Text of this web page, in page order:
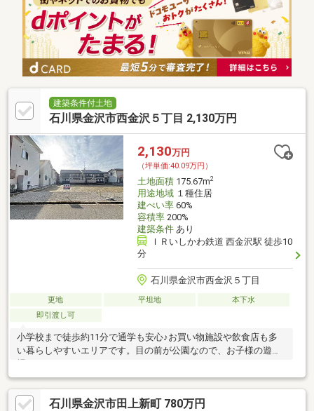
建築条件付土地
石川県金沢市西金沢５丁目 2,130万円
2,130万円
（坪単価:40.09万円）
土地面積175.67m2
用途地域１種住居
建ぺい率60%
容積率200%
建築条件あり
ＩＲいしかわ鉄道 西金沢駅 徒歩10
分
石川県金沢市西金沢５丁目
更地 平坦地
本下水
即引渡し可
小学校まで徒歩約11分で通学も安心♪お買い物施設や飲食店も多
い暮らしやすいエリアです。目の前が公園なので、お子様の遊び
石川県金沢市田上新町 780万円